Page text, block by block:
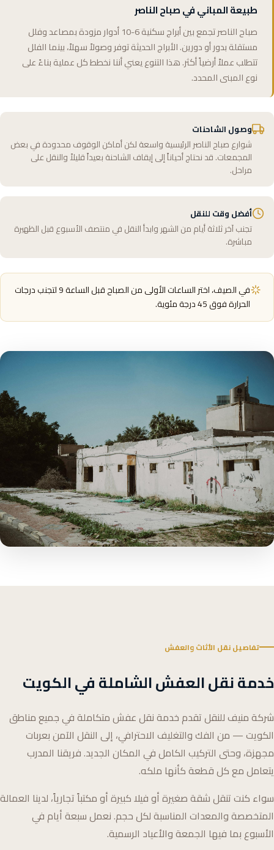
طبيعة المباني في صباح الناصر
صباح الناصر تجمع بين أبراج سكنية 6-10 أدوار مزودة بمصاعد وفلل
مستقلة بدور أو دورين. الأبراج الحديثة توفر وصولاً سهلاً، بينما الفلل
تتطلب عملاً أرضياً أكثر. هذا التنوع يعني أننا نخطط كل عملية بناءً على
نوع المبنى المحدد.
وصول الشاحنات
شوارع صباح الناصر الرئيسية واسعة لكن أماكن الوقوف محدودة في بعض
المجمعات. قد نحتاج أحياناً إلى إيقاف الشاحنة بعيداً قليلاً والنقل على
مراحل.
أفضل وقت للنقل
تجنب آخر ثلاثة أيام من الشهر وابدأ النقل في منتصف الأسبوع قبل الظهيرة
مباشرة.
في الصيف، اختر الساعات الأولى من الصباح قبل الساعة 9 لتجنب درجات
الحرارة فوق 45 درجة مئوية.
تفاصيل نقل الأثاث والعفش
خدمة نقل العفش الشاملة في الكويت
شركة منيف للنقل تقدم خدمة نقل عفش متكاملة في جميع مناطق
الكويت — من الفك والتغليف الاحترافي، إلى النقل الآمن بعربات
مجهزة، وحتى التركيب الكامل في المكان الجديد. فريقنا المدرب
يتعامل مع كل قطعة كأنها ملكه.
سواء كنت تنقل شقة صغيرة أو فيلا كبيرة أو مكتباً تجارياً، لدينا العمالة
المتخصصة والمعدات المناسبة لكل حجم. نعمل سبعة أيام في
الأسبوع بما فيها الجمعة والأعياد الرسمية.